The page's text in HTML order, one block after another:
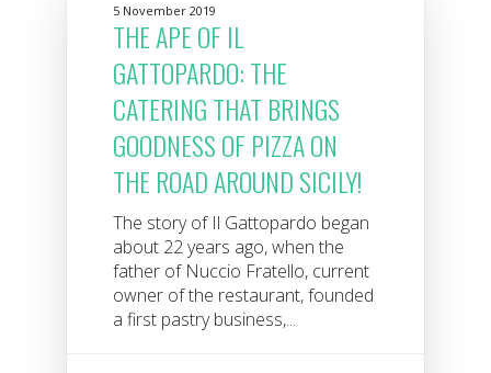
5 November 2019
THE APE OF IL
GATTOPARDO: THE
CATERING THAT BRINGS
GOODNESS OF PIZZA ON
THE ROAD AROUND SICILY!
The story of Il Gattopardo began
about 22 years ago, when the
father of Nuccio Fratello, current
owner of the restaurant, founded
a first pastry business,...